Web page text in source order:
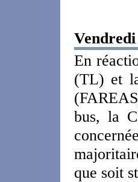
En
(TL) et
bus, la
que soit